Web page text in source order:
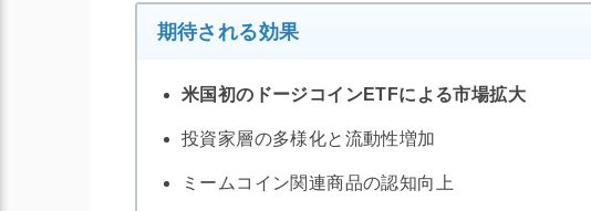
期待される効果
米国初のドージコインETFによる市場拡大
投資家層の多様化と流動性増加
ミームコイン関連商品の認知向上